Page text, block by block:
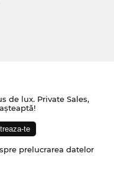
de lux. Private Sales,
prelucrarea datelor